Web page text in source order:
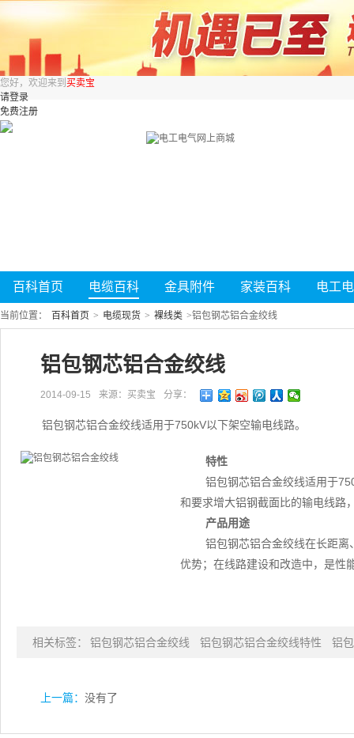
您好，欢迎来到 买卖宝
请登录
免费注册
百科首页 电缆百科 金具附件 家装百科 电工
当前位置： 百科首页 > 电缆现货 > 裸线类 >铝包钢芯铝合金绞线
铝包钢芯铝合金绞线
2014-09-15 来源：买卖宝 分享：
铝包钢芯铝合金绞线适用于750kV以下架空输电线路。
特性
铝包钢芯铝合金绞线适用于
和要求增大铝钢截面比的输电线路
产品用途
铝包钢芯铝合金绞线在长距
优势；在线路建设和改造中，是性
相关标签： 铝包钢芯铝合金绞线 铝包钢芯铝合金绞线特性 铝
上一篇： 没有了